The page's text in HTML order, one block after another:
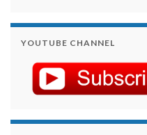
YOUTUBE CHANNEL